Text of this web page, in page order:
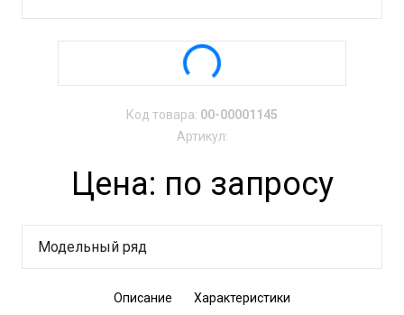
Код товара: 00-00001145
Артикул:
Цена: по запросу
Модельный ряд
Описание Характеристики